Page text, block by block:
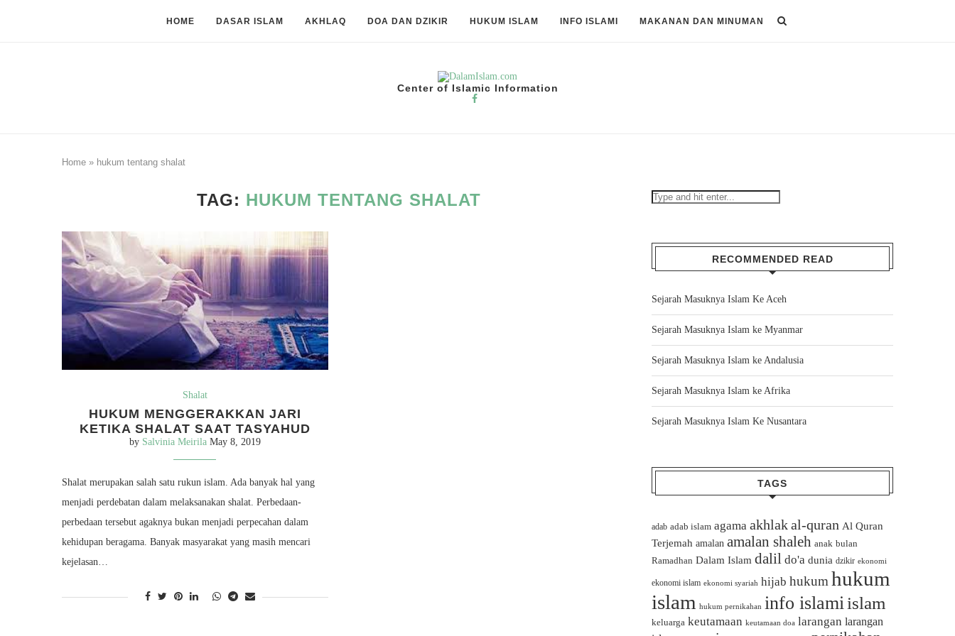
HOME DASAR ISLAM AKHLAQ DOA DAN DZIKIR HUKUM ISLAM INFO ISLAMI MAKANAN DAN MINUMAN
Center of Islamic Information
Home » hukum tentang shalat
TAG: HUKUM TENTANG SHALAT
Shalat
HUKUM MENGGERAKKAN JARI
KETIKA SHALAT SAAT TASYAHUD
by Salvinia Meirila May 8, 2019
Shalat merupakan salah satu rukun islam. Ada banyak hal yang
menjadi perdebatan dalam melaksanakan shalat. Perbedaan-
perbedaan tersebut agaknya bukan menjadi perpecahan dalam
kehidupan beragama. Banyak masyarakat yang masih mencari
kejelasan…
RECOMMENDED READ
Sejarah Masuknya Islam Ke Aceh
Sejarah Masuknya Islam ke Myanmar
Sejarah Masuknya Islam ke Andalusia
Sejarah Masuknya Islam ke Afrika
Sejarah Masuknya Islam Ke Nusantara
TAGS
adab adab islam agama akhlakal-quran Al Quran
Terjemah amalan amalan shaleh anak bulan
Ramadhan Dalam Islam dalil do'a dunia dzikir ekonomi
ekonomi islam ekonomi syariah hijab hukum hukum
islam hukum pernikahan info islamiislam
keluarga keutamaan keutamaan doa larangan larangan